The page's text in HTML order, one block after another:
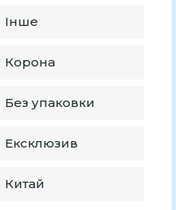
Інше
Корона
Без упаковки
Ексклюзив
Китай